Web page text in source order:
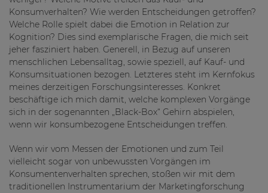
Konsumverhalten? Wie werden Entscheidungen getroffen?
Welche Rolle spielt dabei die Emotion in Relation zur
Kognition? Dies sind exemplarische Fragen, die mich seit
jeher fasziniert haben. Generell, in Bezug auf unseren
menschlichen Lebensalltag, sowie speziell, auf Kauf- und
Konsumsituationen bezogen. Letzteres steht im Kernfokus
meines derzeitigen Forschungsinteresses. Konkret
beschäftige ich mich damit, welche komplexen Vorgänge
sich in der sogenannten „Black-Box“ Gehirn abspielen,
wenn wir konsumbezogene Entscheidungen treffen.
Wenn wir vom Messen der Emotionen und zum Teil
vielleicht sogar von unbewussten Vorgängen im
Konsumentenverhalten sprechen, stoßen wir mit dem
traditionellen Instrumentarium der Marketingforschung